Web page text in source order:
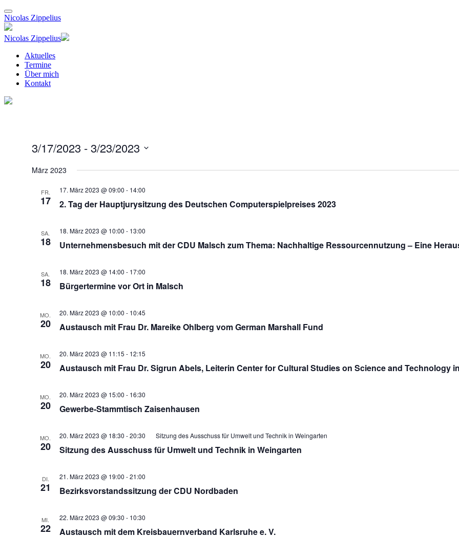
Nicolas Zippelius
Nicolas Zippelius
Aktuelles
Termine
Über mich
Kontakt
3/17/2023 - 3/23/2023
wählen.
März 2023
FR.
17
17. März 2023 @ 09:00 - 14:00
2. Tag der Hauptjurysitzung des Deutschen Computerspielpreises 2023
SA.
18
18. März 2023 @ 10:00 - 13:00
Unternehmensbesuch mit der CDU Malsch zum Thema: Nachhaltige Ressourcennutzung – Eine
SA.
18
18. März 2023 @ 14:00 - 17:00
Bürgertermine vor Ort in Malsch
MO.
20
20. März 2023 @ 10:00 - 10:45
Austausch mit Frau Dr. Mareike Ohlberg vom German Marshall Fund
MO.
20
20. März 2023 @ 11:15 - 12:15
Austausch mit Frau Dr. Sigrun Abels, Leiterin Center for Cultural Studies on Science and Technology
MO.
20
20. März 2023 @ 15:00 - 16:30
Gewerbe-Stammtisch Zaisenhausen
MO.
20
20. März 2023 @ 18:30 -20:30 Sitzung des Ausschuss für Umwelt und Technik in Weingarten
Sitzung des Ausschuss für Umwelt und Technik in Weingarten
DI.
21
21. März 2023 @ 19:00 -21:00
Bezirksvorstandssitzung der CDU Nordbaden
MI.
22
22. März 2023 @ 09:30 - 10:30
Austausch mit dem Kreisbauernverband Karlsruhe e. V.